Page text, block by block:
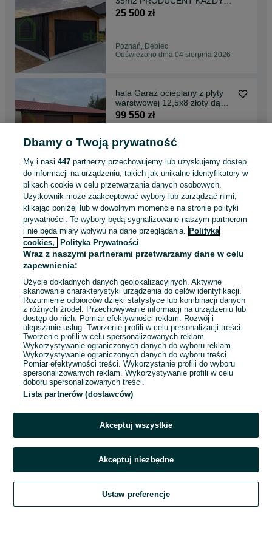
WYMIAR montaż cały kraj
25 500 zł
Poznań, Dębiec
Odświeżono dnia 04 sierpnia 2026
hala Garaż ocieplany z płyty
warstwowej 12,5x8 złoty dąb
orzech
99 550 zł
Szczecinek
Odświeżono dnia 04 sierpnia 2026
Garaż blaszany
drewnopodobny złoty dąb
orzech, akryl grafit antracyt
13 870 zł
Ostrów Wielkopolski
Odświeżono dnia 04 sierpnia 2026
1 2 3 ... 8
Zadzwoń / SMS
Szukaj Obserwujesz Dodaj Czat Konto
Dbamy o Twoją prywatność
My i nasi447 partnerzy przechowujemy lub uzyskujemy dostęp
do informacji na urządzeniu, takich jak unikalne identyfikatory w
plikach cookie w celu przetwarzania danych osobowych.
Użytkownik może zaakceptować wybory lub zarządzać nimi,
klikając poniżej lub w dowolnym momencie na stronie polityki
prywatności. Te wybory będą sygnalizowane naszym partnerom
i nie będą miały wpływu na dane przeglądania. Polityka
cookies,
Polityka Prywatności
Wraz z naszymi partnerami przetwarzamy dane w celu
zapewnienia:
Użycie dokładnych danych geolokalizacyjnych. Aktywne
skanowanie charakterystyki urządzenia do celów identyfikacji.
Rozumienie odbiorców dzięki statystyce lub kombinacji danych
z różnych źródeł. Przechowywanie informacji na urządzeniu lub
dostęp do nich. Pomiar efektywności reklam. Rozwój i
ulepszanie usług. Tworzenie profili w celu personalizacji treści.
Tworzenie profili w celu spersonalizowanych reklam.
Wykorzystywanie ograniczonych danych do wyboru reklam.
Wykorzystywanie ograniczonych danych do wyboru treści.
Pomiar efektywności treści. Wykorzystanie profili do wyboru
spersonalizowanych reklam. Wykorzystywanie profili w celu
doboru spersonalizowanych treści.
Lista partnerów (dostawców)
Akceptuj wszystkie
Akceptuj niezbędne
Ustaw preferencje